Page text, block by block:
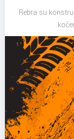
Rebra su